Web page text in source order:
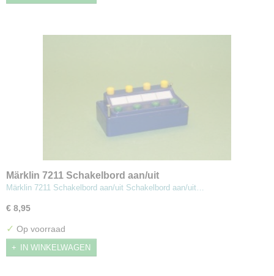
Märklin 7211 Schakelbord aan/uit
Märklin 7211 Schakelbord aan/uit Schakelbord aan/uit…
€ 8,95
✓ Op voorraad
IN WINKELWAGEN